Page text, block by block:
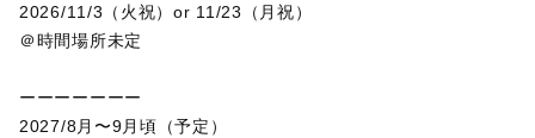
2026/11/3（火祝）or 11/23（月祝）
＠時間場所未定
ーーーーーーー
2027/8月〜9月頃（予定）